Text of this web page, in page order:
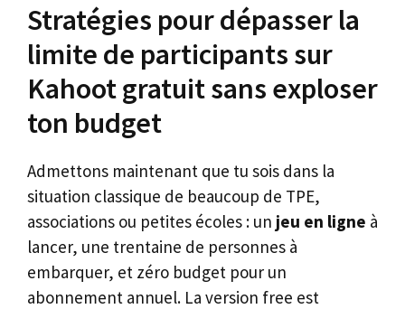
Stratégies pour dépasser la
limite de participants sur
Kahoot gratuit sans exploser
ton budget
Admettons maintenant que tu sois dans la
situation classique de beaucoup de TPE,
associations ou petites écoles : un jeu en ligne à
lancer, une trentaine de personnes à
embarquer, et zéro budget pour un
abonnement annuel. La version free est